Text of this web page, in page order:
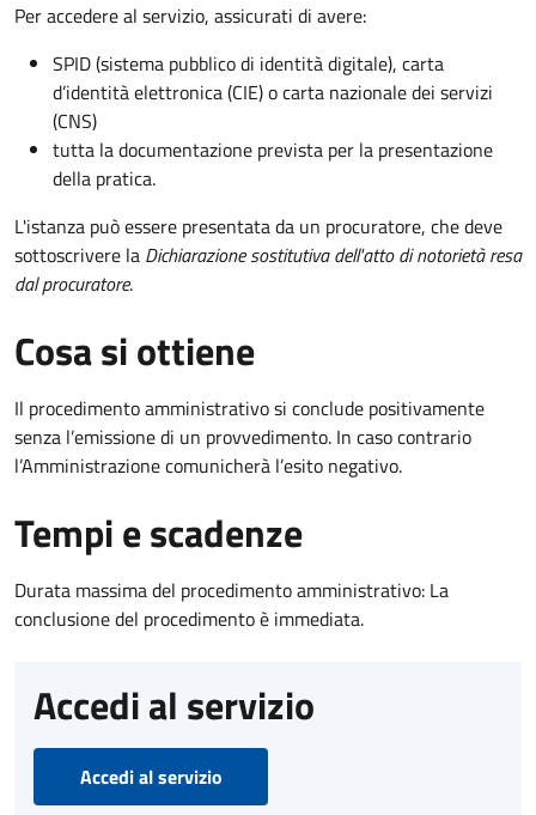
Per accedere al servizio, assicurati di avere:
SPID (sistema pubblico di identità digitale), carta
d’identità elettronica (CIE) o carta nazionale dei servizi
(CNS)
tutta la documentazione prevista per la presentazione
della pratica.
L'istanza può essere presentata da un procuratore, che deve
sottoscrivere la Dichiarazione sostitutiva dell'atto di notorietà resa
dal procuratore.
Cosa si ottiene
Il procedimento amministrativo si conclude positivamente
senza l’emissione di un provvedimento. In caso contrario
l’Amministrazione comunicherà l’esito negativo.
Tempi e scadenze
Durata massima del procedimento amministrativo: La
conclusione del procedimento è immediata.
Accedi al servizio
Accedi al servizio